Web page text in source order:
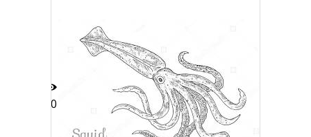
"Ancient sunken ship" под
изображением
10